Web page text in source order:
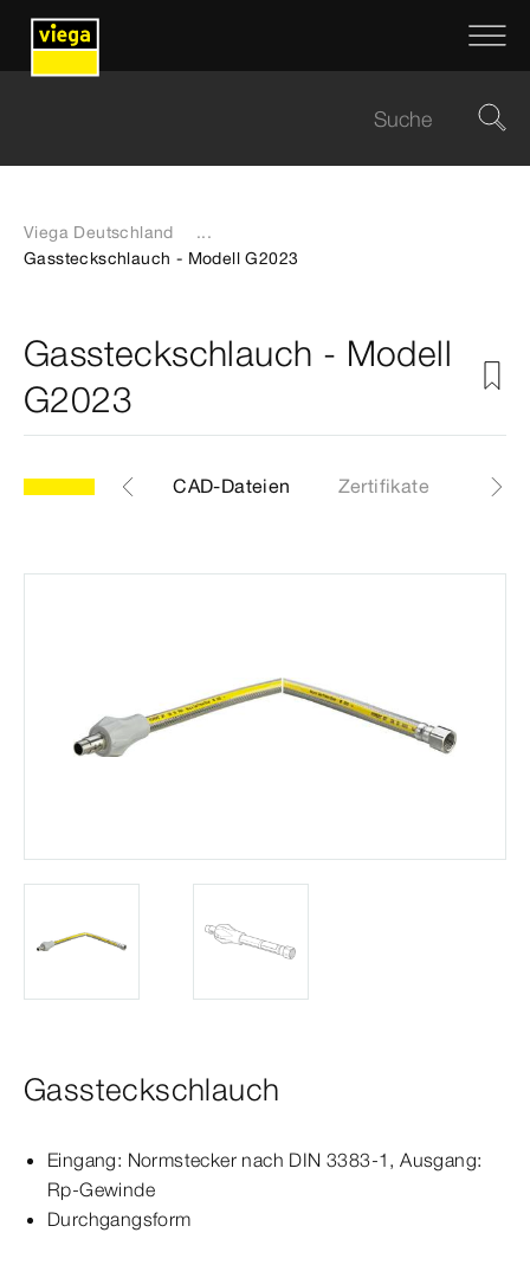
Viega Deutschland
...
Gassteckschlauch - Modell G2023
Gassteckschlauch - Modell
G2023
Etiketten CAD-Dateien Zertifikate
Gassteckschlauch
Eingang: Normstecker nach DIN 3383‑1 , Ausgang:
Rp‑Gewinde
Durchgangsform